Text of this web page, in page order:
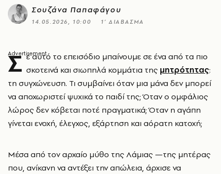
Σουζάνα Παπαφάγου
14.05.2026, 10:00 1’ ΔΙΑΒΑΣΜΑ
Σ ε αυτό το επεισόδιο μπαίνουμε σε ένα από τα πιο
σκοτεινά και σιωπηλά κομμάτια της μητρότητας:
τη συγχώνευση. Τι συμβαίνει όταν μια μάνα δεν μπορεί
να αποχωριστεί ψυχικά το παιδί της; Όταν ο ομφάλιος
λώρος δεν κόβεται ποτέ πραγματικά; Όταν η αγάπη
γίνεται ενοχή, έλεγχος, εξάρτηση και αόρατη κατοχή;
Μέσα από τον αρχαίο μύθο της Λάμιας —της μητέρας
που, ανίκανη να αντέξει την απώλεια, άρχισε να